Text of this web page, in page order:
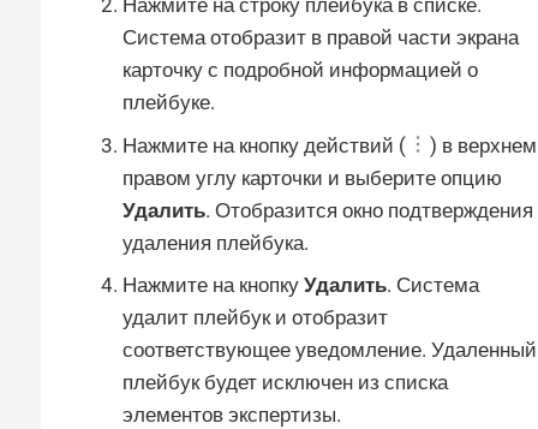
Нажмите на строку плейбука в списке.
Система отобразит в правой части экрана
карточку с подробной информацией о
плейбуке.
Нажмите на кнопку действий (
) в верхнем
правом углу карточки и выберите опцию
Удалить. Отобразится окно подтверждения
удаления плейбука.
Нажмите на кнопку Удалить. Система
удалит плейбук и отобразит
соответствующее уведомление. Удаленный
плейбук будет исключен из списка
элементов экспертизы.